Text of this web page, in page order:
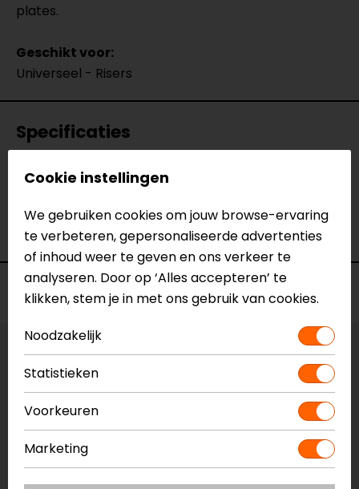
plates.
Geschikt voor:
Universeel - Risers
Specificaties
Naam
Riser Special Universal - Risers
Merk
Barracuda
Kleur
N.v.t.
Voorraad
Vestiging Apeldoorn
Niet op voorraad
Vestiging Breda
Niet op voorraad
Vestiging Capelle a/d IJssel
Niet op voorraad
Cookie instellingen
We gebruiken cookies om jouw browse-ervaring
te verbeteren, gepersonaliseerde advertenties
of inhoud weer te geven en ons verkeer te
analyseren. Door op ‘Alles accepteren’ te
klikken, stem je in met ons gebruik van cookies.
Noodzakelijk
Statistieken
Voorkeuren
Marketing